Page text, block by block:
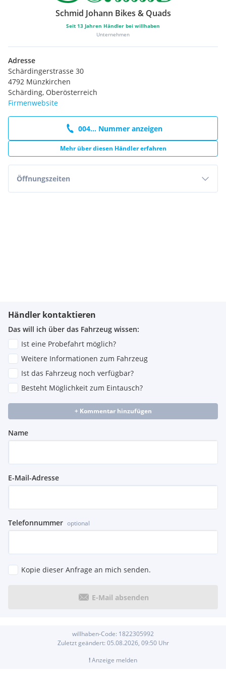
| günstige Preise | beste Kundenzufriedenheit |
Schmid Johann Bikes & Quads
Seit 13 Jahren Händler bei willhaben
Unternehmen
Adresse
Schärdingerstrasse 30
4792 Münzkirchen
Schärding, Oberösterreich
Firmenwebsite
004... Nummer anzeigen
Mehr über diesen Händler erfahren
Öffnungszeiten
Händler kontaktieren
Das will ich über das Fahrzeug wissen:
Ist eine Probefahrt möglich?
Weitere Informationen zum Fahrzeug
Ist das Fahrzeug noch verfügbar?
Besteht Möglichkeit zum Eintausch?
+ Kommentar hinzufügen
Name
E-Mail-Adresse
Telefonnummer optional
Kopie dieser Anfrage an mich senden.
E-Mail absenden
willhaben-Code: 1822305992
Zuletzt geändert: 05.08.2026, 09:50Uhr
!Anzeige melden